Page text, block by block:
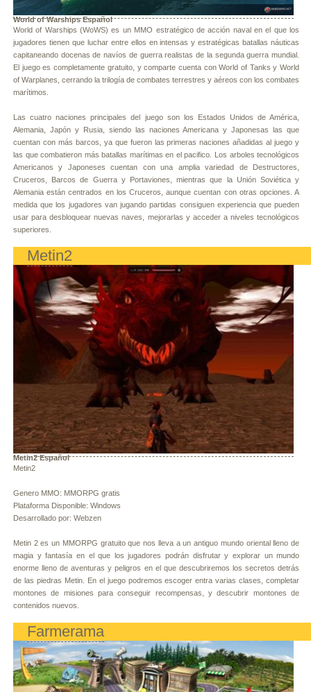
World of Warships Español
World of Warships (WoWS) es un MMO estratégico de acción naval en el que los
jugadores tienen que luchar entre ellos en intensas y estratégicas batallas náuticas
capitaneando docenas de navíos de guerra realistas de la segunda guerra mundial.
El juego es completamente gratuito, y comparte cuenta con World of Tanks y World
of Warplanes, cerrando la trilogía de combates terrestres y aéreos con los combates
marítimos.
Las cuatro naciones principales del juego son los Estados Unidos de América,
Alemania, Japón y Rusia, siendo las naciones Americana y Japonesas las que
cuentan con más barcos, ya que fueron las primeras naciones añadidas al juego y
las que combatieron más batallas marítimas en el pacifico. Los arboles tecnológicos
Americanos y Japoneses cuentan con una amplia variedad de Destructores,
Cruceros, Barcos de Guerra y Portaviones, mientras que la Unión Soviética y
Alemania están centrados en los Cruceros, aunque cuentan con otras opciones. A
medida que los jugadores van jugando partidas consiguen experiencia que pueden
usar para desbloquear nuevas naves, mejorarlas y acceder a niveles tecnológicos
superiores.
Metin2
Metin2 Español
Metin2
Genero MMO: MMORPG gratis
Plataforma Disponible: Windows
Desarrollado por: Webzen
Metin 2 es un MMORPG gratuito que nos lleva a un antiguo mundo oriental lleno de
magia y fantasía en el que los jugadores podrán disfrutar y explorar un mundo
enorme lleno de aventuras y peligros en el que descubriremos los secretos detrás
de las piedras Metin. En el juego podremos escoger entra varias clases, completar
montones de misiones para conseguir recompensas, y descubrir montones de
contenidos nuevos.
Farmerama